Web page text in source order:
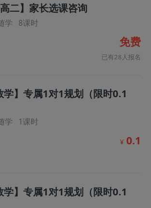
高二】家长选课咨询
学 8课时
免费
已有28人报名
学】专属1对1规划（限时0.1
学 1课时
¥ 0.1
学】专属1对1规划（限时0.1